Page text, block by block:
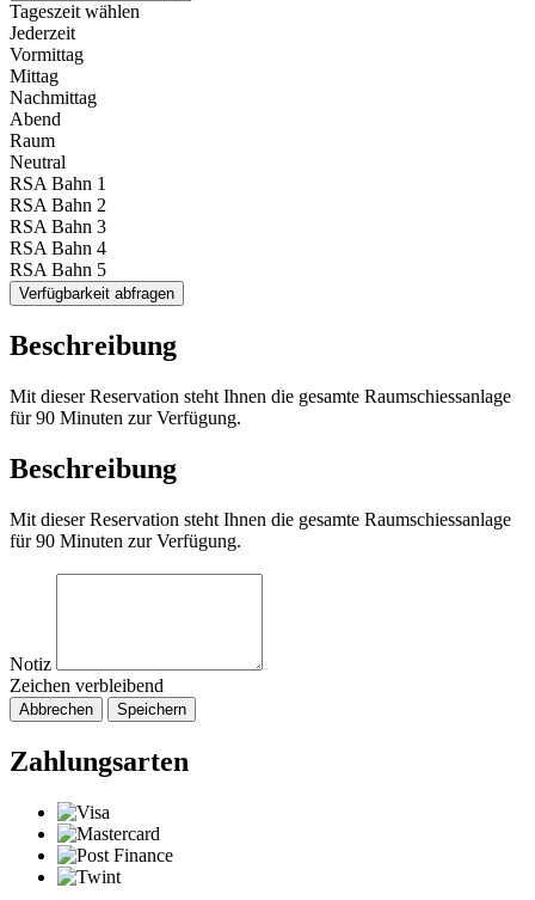
Tageszeit wählen
Jederzeit
Vormittag
Mittag
Nachmittag
Abend
Raum
Neutral
RSA Bahn 1
RSA Bahn 2
RSA Bahn 3
RSA Bahn 4
RSA Bahn 5
Verfügbarkeit abfragen
Beschreibung
Mit dieser Reservation steht Ihnen die gesamte Raumschiessanlage
für 90 Minuten zur Verfügung.
Beschreibung
Mit dieser Reservation steht Ihnen die gesamte Raumschiessanlage
für 90 Minuten zur Verfügung.
Notiz
Zeichen verbleibend
Abbrechen Speichern
Zahlungsarten